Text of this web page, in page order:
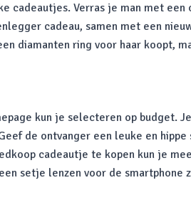
Verras je man met
cadeau, samen met een
diamanten ring voor haar koopt,
kun je selecteren op budget.
de ontvanger een leuke en
cadeautje te kopen kun je
setje lenzen voor de